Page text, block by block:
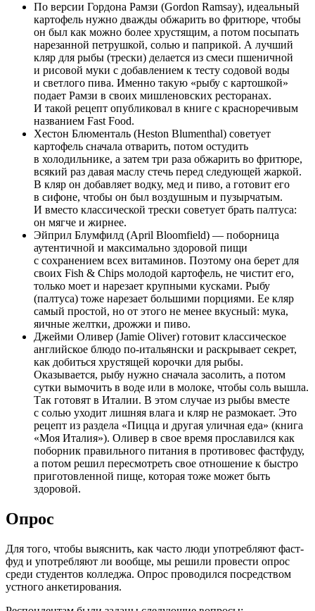
По версии Гордона Рамзи (Gordon Ramsay), идеальный
картофель нужно дважды обжарить во фритюре, чтобы
он был как можно более хрустящим, а потом посыпать
нарезанной петрушкой, солью и паприкой. А лучший
кляр для рыбы (трески) делается из смеси пшеничной
и рисовой муки с добавлением к тесту содовой воды
и светлого пива. Именно такую «рыбу с картошкой»
подает Рамзи в своих мишленовских ресторанах.
И такой рецепт опубликовал в книге с красноречивым
названием Fast Food.
Хестон Блюменталь (Heston Blumenthal) советует
картофель сначала отварить, потом остудить
в холодильнике, а затем три раза обжарить во фритюре,
всякий раз давая маслу стечь перед следующей жаркой.
В кляр он добавляет водку, мед и пиво, а готовит его
в сифоне, чтобы он был воздушным и пузырчатым.
И вместо классической трески советует брать палтуса:
он мягче и жирнее.
Эйприл Блумфилд (April Bloomfield) — поборница
аутентичной и максимально здоровой пищи
с сохранением всех витаминов. Поэтому она берет для
своих Fish & Chips молодой картофель, не чистит его,
только моет и нарезает крупными кусками. Рыбу
(палтуса) тоже нарезает большими порциями. Ее кляр
самый простой, но от этого не менее вкусный: мука,
яичные желтки, дрожжи и пиво.
Джейми Оливер (Jamie Oliver) готовит классическое
английское блюдо по-итальянски и раскрывает секрет,
как добиться хрустящей корочки для рыбы.
Оказывается, рыбу нужно сначала засолить, а потом
сутки вымочить в воде или в молоке, чтобы соль вышла.
Так готовят в Италии. В этом случае из рыбы вместе
с солью уходит лишняя влага и кляр не размокает. Это
рецепт из раздела «Пицца и другая уличная еда» (книга
«Моя Италия»). Оливер в свое время прославился как
поборник правильного питания в противовес фастфуду,
а потом решил пересмотреть свое отношение к быстро
приготовленной пище, которая тоже может быть
здоровой.
Опрос
Для того, чтобы выяснить, как часто люди употребляют фаст-
фуд и употребляют ли вообще, мы решили провести опрос
среди студентов колледжа. Опрос проводился посредством
устного анкетирования.